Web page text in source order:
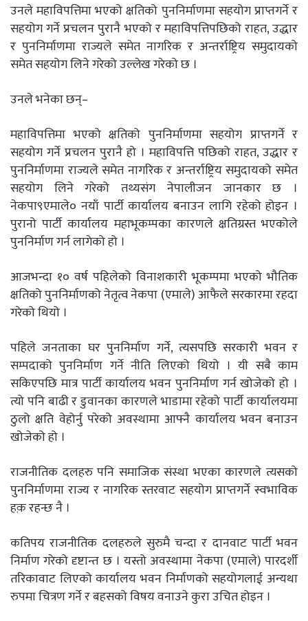
उनले महाविपत्तिमा भएको क्षतिको पुननिर्माणमा सहयोग प्राप्तगर्ने र
सहयोग गर्ने प्रचलन पुरानै भएको र महाविपत्तिपछिको राहत, उद्धार
र पुननिर्माणमा राज्यले समेत नागरिक र अन्तर्राष्ट्रिय समुदायको
समेत सहयोग लिने गरेको उल्लेख गरेको छ ।
उनले भनेका छन्–
महाविपत्तिमा भएको क्षतिको पुननिर्माणमा सहयोग प्राप्तगर्ने र
सहयोग गर्ने प्रचलन पुरानै हो । महाविपत्ति पछिको राहत, उद्धार र
पुननिर्माणमा राज्यले समेत नागरिक र अन्तर्राष्ट्रिय समुदायको समेत
सहयोग लिने गरेको तथ्यसंग नेपालीजन जानकार छ ।
नेकपा९एमाले० नयाँ पार्टी कार्यालय बनाउन लागि रहेको होइन ।
पुरानो पार्टी कार्यालय महाभूकम्पका कारणले क्षतिग्रस्त भएकोले
पुननिर्माण गर्न लागेको हो ।
आजभन्दा १० वर्ष पहिलेको विनाशकारी भूकम्पमा भएको भौतिक
क्षतिको पुननिर्माणको नेतृत्व नेकपा (एमाले) आफैले सरकारमा रहदा
गरेको थियो ।
पहिले जनताका घर पुननिर्माण गर्ने, त्यसपछि सरकारी भवन र
सम्पदाको पुननिर्माण गर्ने नीति लिएको थियो । यी सबै काम
सकिएपछि मात्र पार्टी कार्यालय भवन पुननिर्माण गर्न खोजेको हो ।
त्यो पनि बाढी र डुवानका कारणले भाडामा रहेको पार्टी कार्यालयमा
ठुलो क्षति वेहोर्नु परेको अवस्थामा आफ्नै कार्यालय भवन बनाउन
खोजेको हो ।
राजनीतिक दलहरु पनि समाजिक संस्था भएका कारणले त्यसको
पुननिर्माणमा राज्य र नागरिक स्तरवाट सहयोग प्राप्तगर्ने स्वभाविक
हक़ रहन्छ नै ।
कतिपय राजनीतिक दलहरुले सुरुमै चन्दा र दानवाट पार्टी भवन
निर्माण गरेको दृष्टान्त छ । यस्तो अवस्थामा नेकपा (एमाले) पारदर्शी
तरिकावाट लिएको कार्यालय भवन निर्माणको सहयोगलाई अन्यथा
रुपमा चित्रण गर्ने र बहसको विषय वनाउने कुरा उचित होइन ।